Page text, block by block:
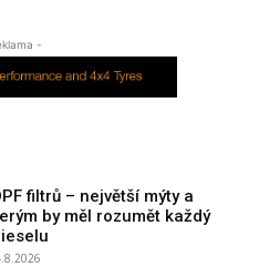
-
filtrů – největší mýty a
by měl rozumět každý